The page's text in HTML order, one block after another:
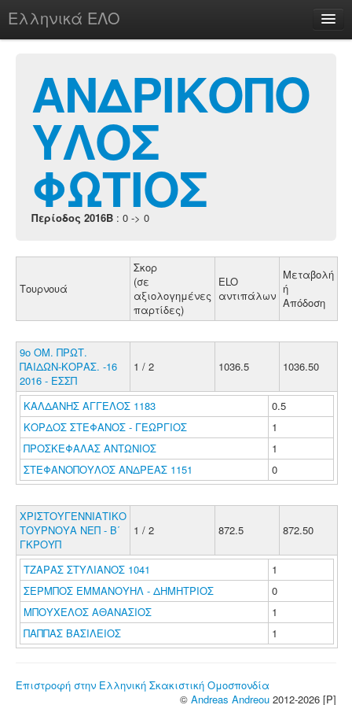
Ελληνικά ΕΛΟ
chesstu.be @ discord
ΑΝΔΡΙΚΟΠΟ
ΥΛΟΣ
ΦΩΤΙΟΣ
Περίοδος 2016B : 0 -> 0
Τουρνουά
Σκορ
(σε
αξιολογημένες
παρτίδες)
ELO
αντιπάλων
Μεταβολή
ή
Απόδοση
9ο ΟΜ. ΠΡΩΤ.
ΠΑΙΔΩΝ-ΚΟΡΑΣ. -16
2016 - ΕΣΣΠ
1 / 2 1036.5 1036.50
ΚΑΛΔΑΝΗΣ ΑΓΓΕΛΟΣ 1183
0.5
ΚΟΡΔΟΣ ΣΤΕΦΑΝΟΣ - ΓΕΩΡΓΙΟΣ
1
ΠΡΟΣΚΕΦΑΛΑΣ ΑΝΤΩΝΙΟΣ
1
ΣΤΕΦΑΝΟΠΟΥΛΟΣ ΑΝΔΡΕΑΣ 1151
0
ΧΡΙΣΤΟΥΓΕΝΝΙΑΤΙΚΟ
ΤΟΥΡΝΟΥΑ ΝΕΠ - Β΄
ΓΚΡΟΥΠ
1 / 2 872.5 872.50
ΤΖΑΡΑΣ ΣΤΥΛΙΑΝΟΣ 1041
1
ΣΕΡΜΠΟΣ ΕΜΜΑΝΟΥΗΛ - ΔΗΜΗΤΡΙΟΣ
0
ΜΠΟΥΧΕΛΟΣ ΑΘΑΝΑΣΙΟΣ
1
ΠΑΠΠΑΣ ΒΑΣΙΛΕΙΟΣ
1
Επιστροφή στην Ελληνική Σκακιστική Ομοσπονδία
© Andreas Andreou 2012-2026 [P]